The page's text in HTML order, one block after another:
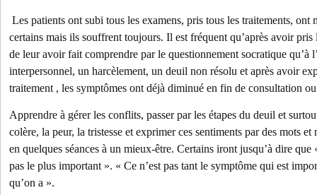
Les patients ont subi tous les examens, pris tous les traitements, ont
certains mais ils souffrent toujours. Il est fréquent qu’après avoir pris
de leur avoir fait comprendre par le questionnement socratique qu’à
interpersonnel, un harcèlement, un deuil non résolu et après avoir
traitement , les symptômes ont déjà diminué en fin de consultation
Apprendre à gérer les conflits, passer par les étapes du deuil et
colère, la peur, la tristesse et exprimer ces sentiments par des mots
en quelques séances à un mieux-être. Certains iront jusqu’à dire que
pas le plus important ». « Ce n’est pas tant le symptôme qui est
qu’on a ».